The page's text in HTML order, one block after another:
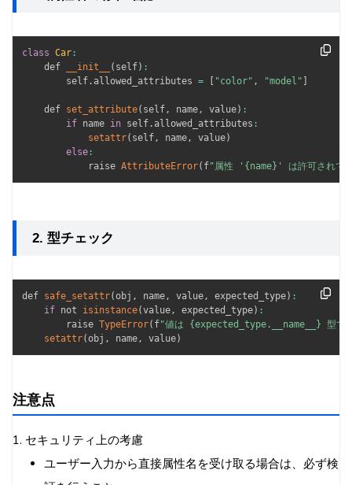
class Car :
    def
__init__ ( self) :
        self
. allowed_attributes = "color" , "model"
    def
set_attribute( self, name, value) :
if name in self . allowed_attributes :
setattr( self, name, value)
else :
            raise
AttributeError( f"属性 '{name}' は許可されて
2. 型チェック
def safe_setattr(obj , name, value, expected_type) :
if not isinstance(value, expected_type) :
        raise
TypeError( f"値は {expected_type.__name__} 型で
setattr(obj , name, value)
注意点
1. セキュリティ上の考慮
ユーザー入力から直接属性名を受け取る場合は、必ず検